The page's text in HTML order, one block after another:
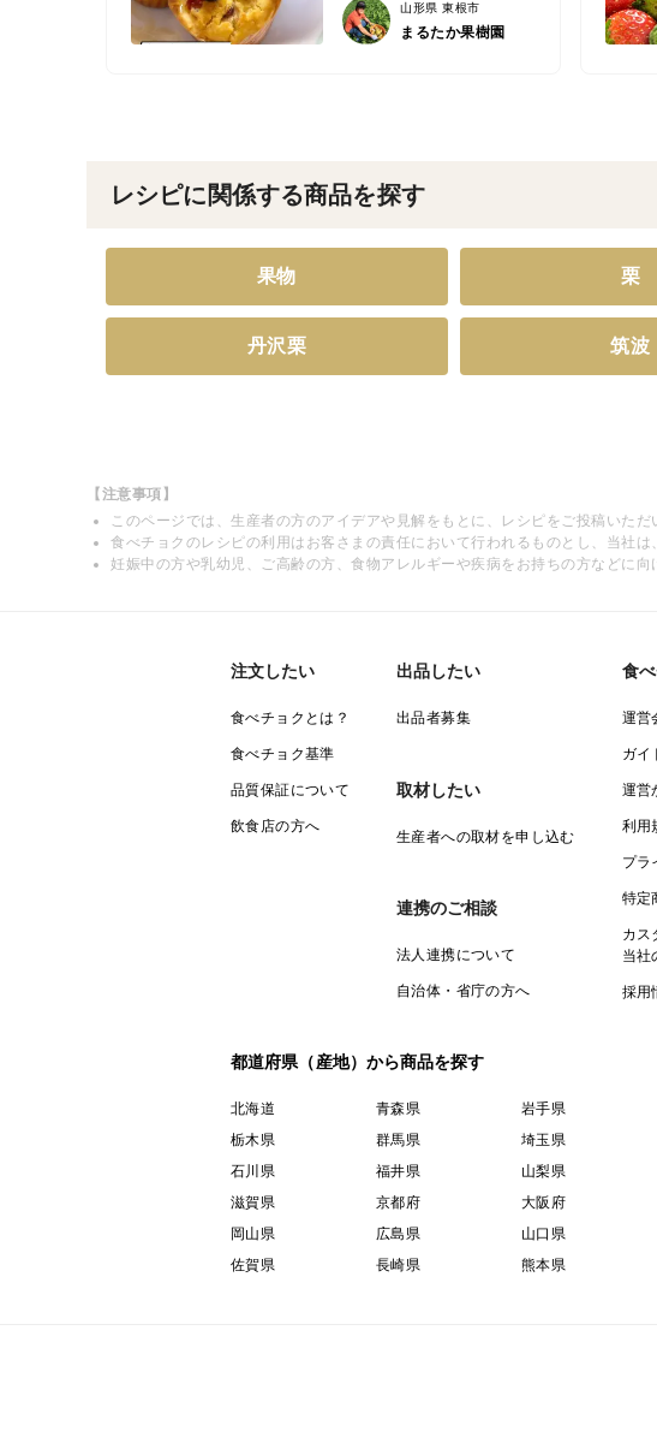
山形県 東根市
まるたか果樹園
レシピに関係する商品を探す
果物 栗
丹沢栗 筑波
【注意事項】
このページでは、生産者の方のアイデアや見解をもとに、レシピをご投稿いただ
食べチョクのレシピの利用はお客さまの責任において行われるものとし、当社
妊娠中の方や乳幼児、ご高齢の方、食物アレルギーや疾病をお持ちの方などに
注文したい
食べチョクとは？
食べチョク基準
品質保証について
飲食店の方へ
出品したい
出品者募集
取材したい
生産者への取材を申し込む
連携のご相談
法人連携について
自治体・省庁の方へ
食
運営
ガイ
運営
利用
プラ
特定
カス
当社
採用
都道府県（産地）から商品を探す
北海道 青森県 岩手県
栃木県
群馬県 埼玉県
石川県
福井県 山梨県
滋賀県
京都府 大阪府
岡山県
広島県 山口県
佐賀県
長崎県 熊本県